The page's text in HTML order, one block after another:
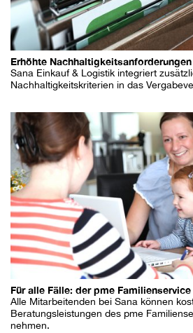
Erhöhte
Sana Einkauf & Logistik integriert
Nachhaltigkeitskriterien in das
Für alle Fälle: der pme Familienservice
Alle Mitarbeitenden bei Sana können
Beratungsleistungen des pme
nehmen.